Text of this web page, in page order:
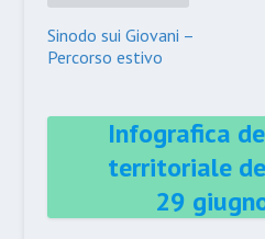
Sinodo sui Giovani –
Percorso estivo
Infografica
territoriale
29